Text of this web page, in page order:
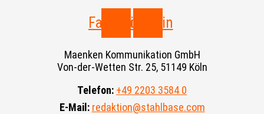
FacebookLinkedin
Maenken Kommunikation GmbH
Von-der-Wetten Str. 25, 51149 Köln
Telefon: +49 2203 3584 0
E-Mail: redaktion@stahlbase.com